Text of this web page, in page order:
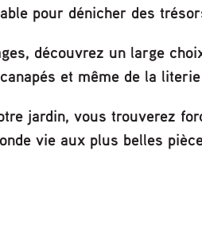
pour dénicher des
découvrez un large
et même de la
jardin, vous trouverez
vie aux plus belles